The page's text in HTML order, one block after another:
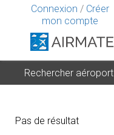
Connexion / Créer
mon compte
Rechercher aéroport
Pas de résultat